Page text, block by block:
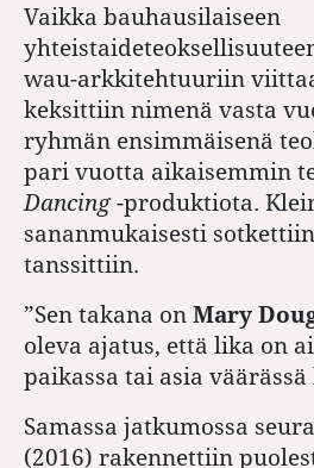
Vaikka bauhausilaiseen
wau-arkkitehtuuriin
keksittiin nimenä vasta
ryhmän ensimmäisenä
pari vuotta aikaisemmin
Dancing-produktiota.
sananmukaisesti
tanssittiin.
”Sen takana on Mary
oleva ajatus, että lika on
paikassa tai asia väärässä
Samassa jatkumossa
(2016) rakennettiin